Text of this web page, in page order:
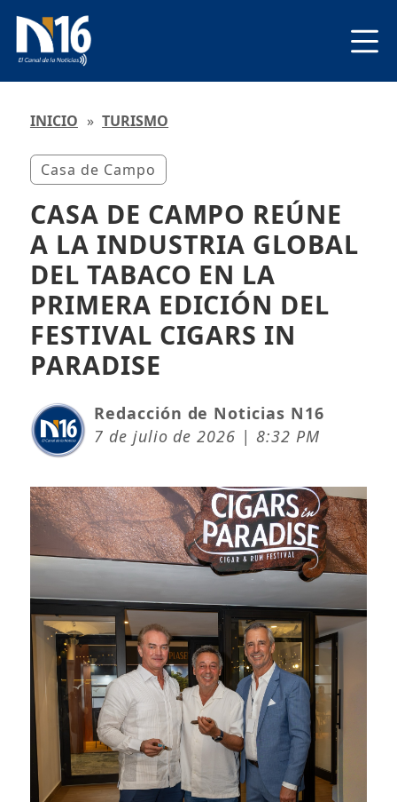
INICIO » TURISMO
Casa de Campo
CASA DE CAMPO REÚNE
A LA INDUSTRIA GLOBAL
DEL TABACO EN LA
PRIMERA EDICIÓN DEL
FESTIVAL CIGARS IN
PARADISE
Redacción de Noticias N16
7 de julio de 2026 | 8:32 PM